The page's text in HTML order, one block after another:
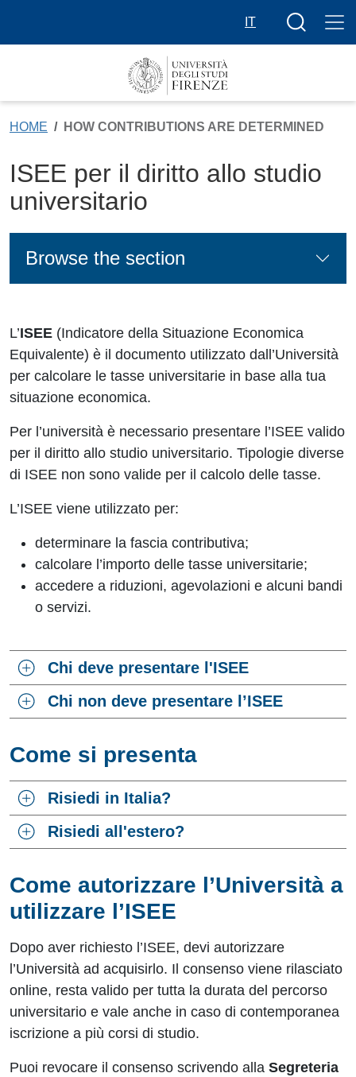
IT
Search
HOME HOW CONTRIBUTIONS ARE DETERMINED
ISEE per il diritto allo studio
universitario
L’ISEE (Indicatore della Situazione Economica
Equivalente) è il documento utilizzato dall’Università
per calcolare le tasse universitarie in base alla tua
situazione economica.
Per l’università è necessario presentare l’ISEE valido
per il diritto allo studio universitario. Tipologie diverse
di ISEE non sono valide per il calcolo delle tasse.
L’ISEE viene utilizzato per:
determinare la fascia contributiva;
calcolare l’importo delle tasse universitarie;
accedere a riduzioni, agevolazioni e alcuni bandi
o servizi.
Chi deve presentare l'ISEE
Chi non deve presentare l’ISEE
Come si presenta
Risiedi in Italia?
Risiedi all'estero?
Come autorizzare l’Università a
utilizzare l’ISEE
Dopo aver richiesto l’ISEE, devi autorizzare
l’Università ad acquisirlo. Il consenso viene rilasciato
online, resta valido per tutta la durata del percorso
universitario e vale anche in caso di contemporanea
iscrizione a più corsi di studio.
Puoi revocare il consenso scrivendo alla Segreteria
Browse the section